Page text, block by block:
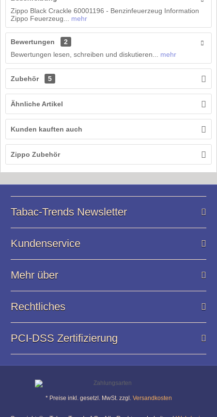
Zippo Black Crackle 60001196 - Benzinfeuerzeug Information
Zippo Feuerzeug...
mehr
Bewertungen
2
Bewertungen lesen, schreiben und diskutieren...
mehr
Zubehör 5
Ähnliche Artikel
Kunden kauften auch
Zippo Zubehör
Tabac-Trends Newsletter
Kundenservice
Mehr über
Rechtliches
PCI-DSS Zertifizierung
* Preise inkl. gesetzl. MwSt. zzgl. Versandkosten